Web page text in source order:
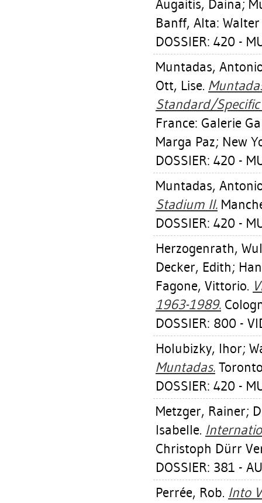
Augaitis, Daina;
Banff, Alta:
DOSSIER: 420 -
Muntadas,
Ott, Lise.
Standard/
France: Galerie
Marga Paz; New
DOSSIER: 420 -
Muntadas,
Stadium II.
DOSSIER: 420 -
Herzogenrath,
Decker, Edith;
Fagone, Vittorio.
1963-1989.
DOSSIER: 800 -
Holubizky, Ihor;
Muntadas.
DOSSIER: 420 -
Metzger, Rainer;
Isabelle.
Christoph Dürr
DOSSIER: 381 -
Perrée, Rob. Into